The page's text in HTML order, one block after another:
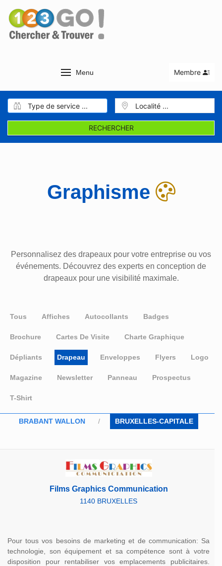
Menu Membre
RECHERCHER
Graphisme
Personnalisez des drapeaux pour votre entreprise ou vos
événements. Découvrez des experts en conception de
drapeaux pour une visibilité maximale.
Tous Affiches Autocollants Badges
Brochure Cartes De Visite Charte Graphique
Dépliants Drapeau Enveloppes Flyers Logo
Magazine Newsletter Panneau Prospectus
T-Shirt
BRABANT WALLON BRUXELLES-CAPITALE
Films Graphics Communication
1140 BRUXELLES
Pour tous vos besoins de marketing et de communication: Sa
technologie, son équipement et sa compétence sont à votre
disposition pour rentabiliser vos emplacements publicitaires.